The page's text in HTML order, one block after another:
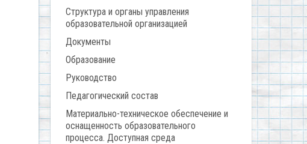
Структура и органы управления
образовательной организацией
Документы
Образование
Руководство
Педагогический состав
Материально-техническое обеспечение и
оснащенность образовательного
процесса. Доступная среда